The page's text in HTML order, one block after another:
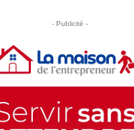
- Publicité -